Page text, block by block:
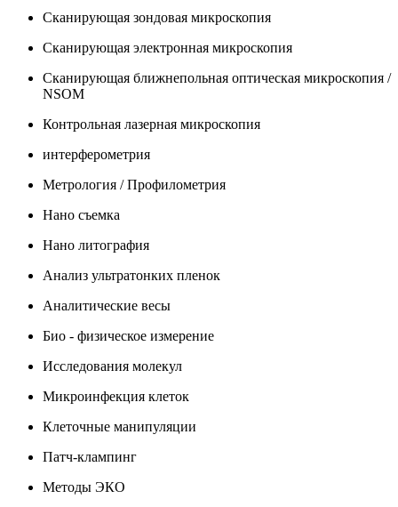
Сканирующая зондовая микроскопия
Сканирующая электронная микроскопия
Сканирующая ближнепольная оптическая микроскопия /
NSOM
Контрольная лазерная микроскопия
интерферометрия
Метрология / Профилометрия
Нано съемка
Нано литография
Анализ ультратонких пленок
Аналитические весы
Био - физическое измерение
Исследования молекул
Микроинфекция клеток
Клеточные манипуляции
Патч-клампинг
Методы ЭКО